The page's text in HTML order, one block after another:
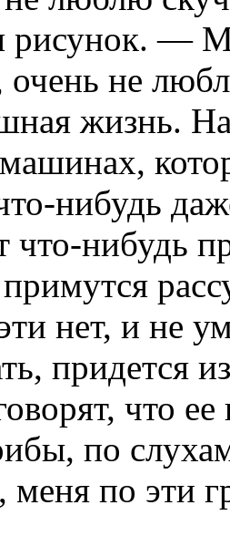
рисунок. —
очень не
жизнь.
нибудь
что-нибудь
нет, и не
придется
что
по
меня по эти